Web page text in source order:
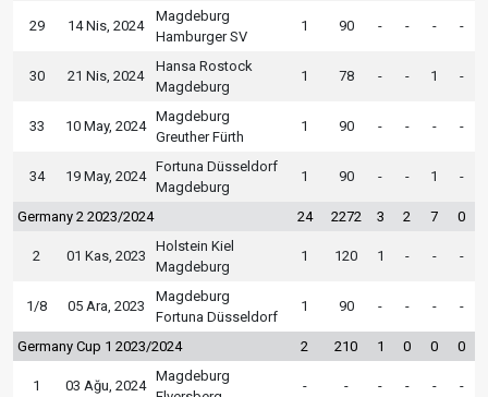
29 14 Nis, 2024
Magdeburg
Hamburger SV
1 90 - - - -
30 21 Nis, 2024
Hansa Rostock
Magdeburg
1 78 - - 1 -
33 10 May, 2024
Magdeburg
Greuther Fürth
1 90 - - - -
34 19 May, 2024
Fortuna Düsseldorf
Magdeburg
1 90 - - 1 -
Germany 2 2023/2024 24 2272 3 2 7 0
2 01 Kas, 2023
Holstein Kiel
Magdeburg
1 120 1 - - -
1/8 05 Ara, 2023
Magdeburg
Fortuna Düsseldorf
1 90 - - - -
Germany Cup 1 2023/2024 2 210 1 0 0 0
1 03 Ağu, 2024
Magdeburg
- - - - - -